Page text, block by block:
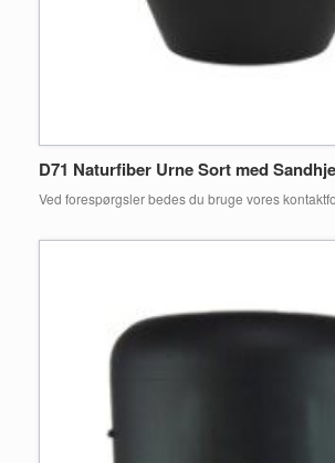
D71 Naturfiber Urne Sort med
Ved forespørgsler bedes du bruge vores